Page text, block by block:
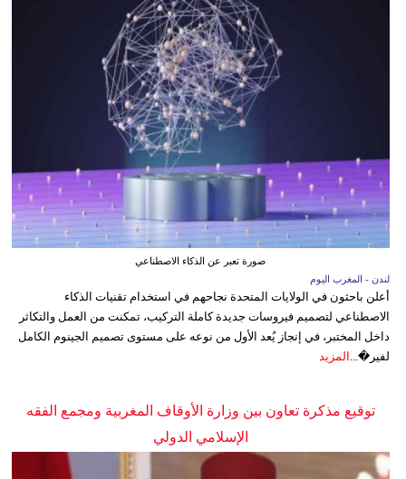
صورة تعبر عن الذكاء الاصطناعي
لندن - المغرب اليوم
أعلن باحثون في الولايات المتحدة نجاحهم في استخدام تقنيات الذكاء
الاصطناعي لتصميم فيروسات جديدة كاملة التركيب، تمكنت من العمل والتكاثر
داخل المختبر، في إنجاز يُعد الأول من نوعه على مستوى تصميم الجينوم الكامل
لفير�...
المزيد
توقيع مذكرة تعاون بين وزارة الأوقاف المغربية ومجمع الفقه
الإسلامي الدولي